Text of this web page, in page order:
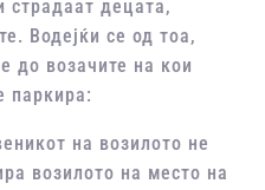
страдаат децата,
Водејќи се од тоа,
до возачите на кои
паркира:
на возилото не
возилото на место на